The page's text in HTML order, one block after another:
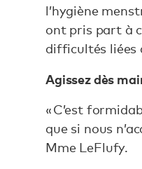
l’hygiène
ont pris part à
difficultés liées
Agissez dès
« C’est
que si nous
Mme LeFlufy.